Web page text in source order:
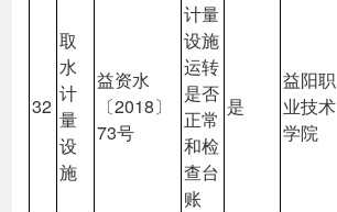
32
取
水
计
量
设
施
益资水
〔2018〕
73号
计量
设施
运转
是否
正常
和检
查台
账
是
益阳职
业技术
学院